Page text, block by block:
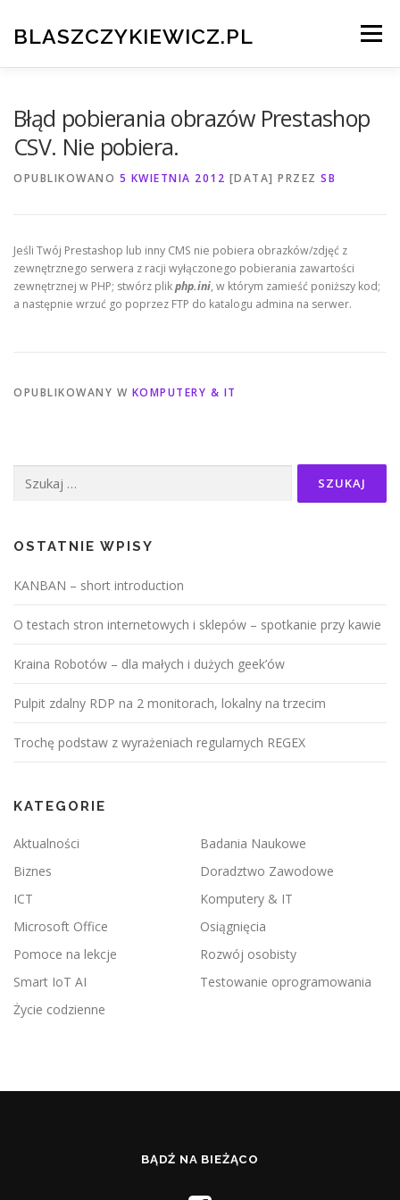
treściBLASZCZYKIEWICZ.PL Menu
Błąd pobierania obrazów Prestashop
CSV. Nie pobiera.
OPUBLIKOWANO 5 KWIETNIA 2012 [DATA] PRZEZ SB
Jeśli Twój Prestashop lub inny CMS nie pobiera obrazków/zdjęć z
zewnętrznego serwera z racji wyłączonego pobierania zawartości
zewnętrznej w PHP; stwórz plikphp.ini, w którym zamieść poniższy kod;
a następnie wrzuć go poprzez FTP do katalogu admina na serwer.
OPUBLIKOWANY W KOMPUTERY & IT
OSTATNIE WPISY
KANBAN – short introduction
O testach stron internetowych i sklepów – spotkanie przy kawie
Kraina Robotów – dla małych i dużych geek’ów
Pulpit zdalny RDP na 2 monitorach, lokalny na trzecim
Trochę podstaw z wyrażeniach regularnych REGEX
KATEGORIE
Aktualności
Badania Naukowe
Biznes
Doradztwo Zawodowe
ICT
Komputery & IT
Microsoft Office
Osiągnięcia
Pomoce na lekcje
Rozwój osobisty
Smart IoT AI
Testowanie oprogramowania
Życie codzienne
BĄDŹ NA BIEŻĄCO